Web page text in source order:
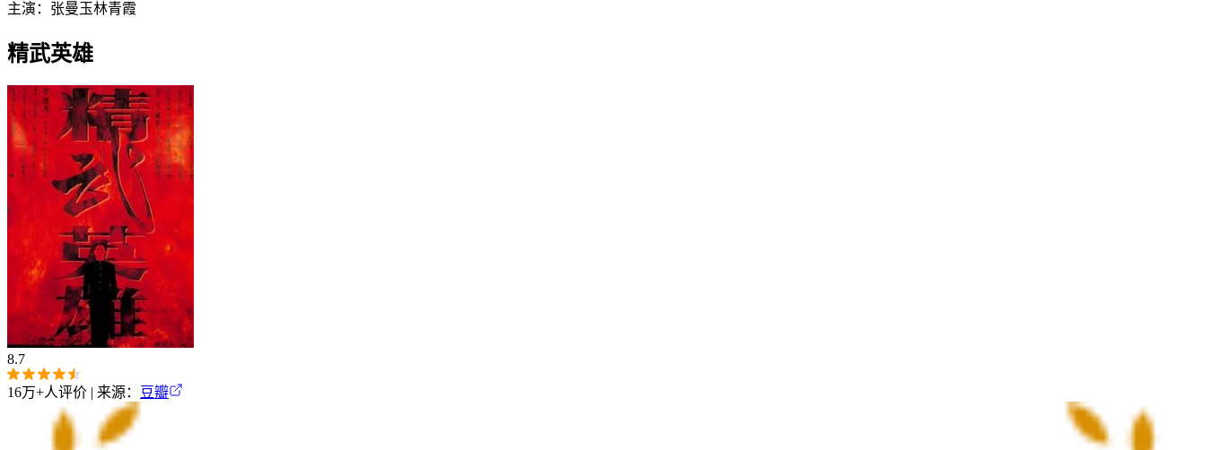
主演： 张曼玉林青霞
精武英雄
8.7
16万+人评价 | 来源： 豆瓣